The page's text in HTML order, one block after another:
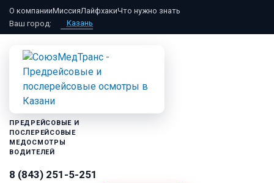
Skip
content
О компанииМиссияЛайфхакиЧто нужно знать
Ваш город:
Казань
ПРЕДРЕЙСОВЫЕ И
ПОСЛЕРЕЙСОВЫЕ
МЕДОСМОТРЫ
ВОДИТЕЛЕЙ
8 (843) 251-5-251